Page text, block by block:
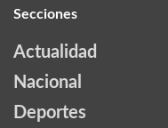
Secciones
Actualidad
Nacional
Deportes